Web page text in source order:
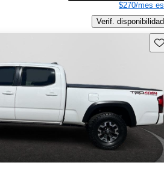
$270/mes
Verif. disponibilidad